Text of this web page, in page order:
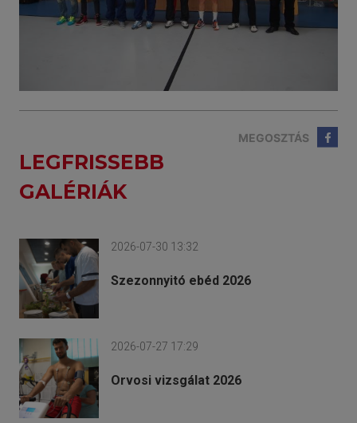
MEGOSZTÁS
LEGFRISSEBB
GALÉRIÁK
2026-07-30 13:32
Szezonnyitó ebéd 2026
2026-07-27 17:29
Orvosi vizsgálat 2026